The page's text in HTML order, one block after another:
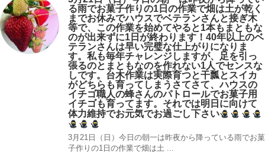
る雨でお菓子作りの1日の作業で畑は土が乾く
までお休みでハウスでベテランさんと接ぎ木
等で、この作業を始めてやると1本もまともな
のが出来ずに1日が終わります！40年以上のベ
テランさんは早い完璧な仕上がりになりま
す。私も毎年チャレンジしますが、足を引っ
張るのとまともなのを作れない1人でセンスな
しです。台木作業は実際育つと干瓢とスイカ
がどちらも育ってしまうさてさて、ハウスの
イチゴ職人の蜂さんのパトロールでお菓子用
イチゴも育ってます。それでは明日に向けて
体力維持でお元気でお過ごし下さい
3月21日（日）今日の朝一は昨夜から降っている雨でお菓
子作りの1日の作業で畑は土 ...